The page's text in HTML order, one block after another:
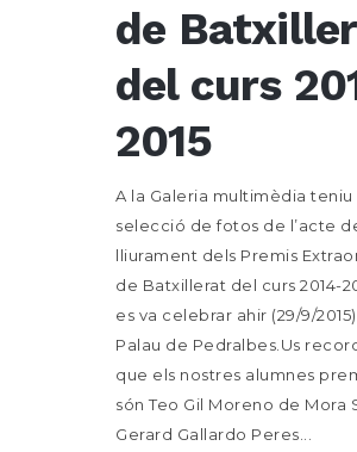
de
del curs
2015
A la Galeria multimèdia teniu
selecció de fotos de l’acte
lliurament dels Premis
de Batxillerat del curs 2014-
es va celebrar ahir (29/9/
Palau de Pedralbes.Us
que els nostres alumnes
són Teo Gil Moreno de Mora
Gerard Gallardo Peres...